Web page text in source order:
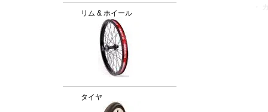
リム & ホイール
タイヤ